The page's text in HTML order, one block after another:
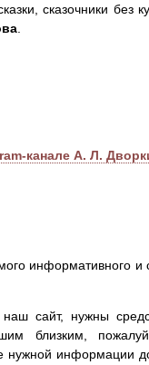
сказочники без
канале А. Л.
информативного и
наш сайт, нужны
близким,
нужной информации